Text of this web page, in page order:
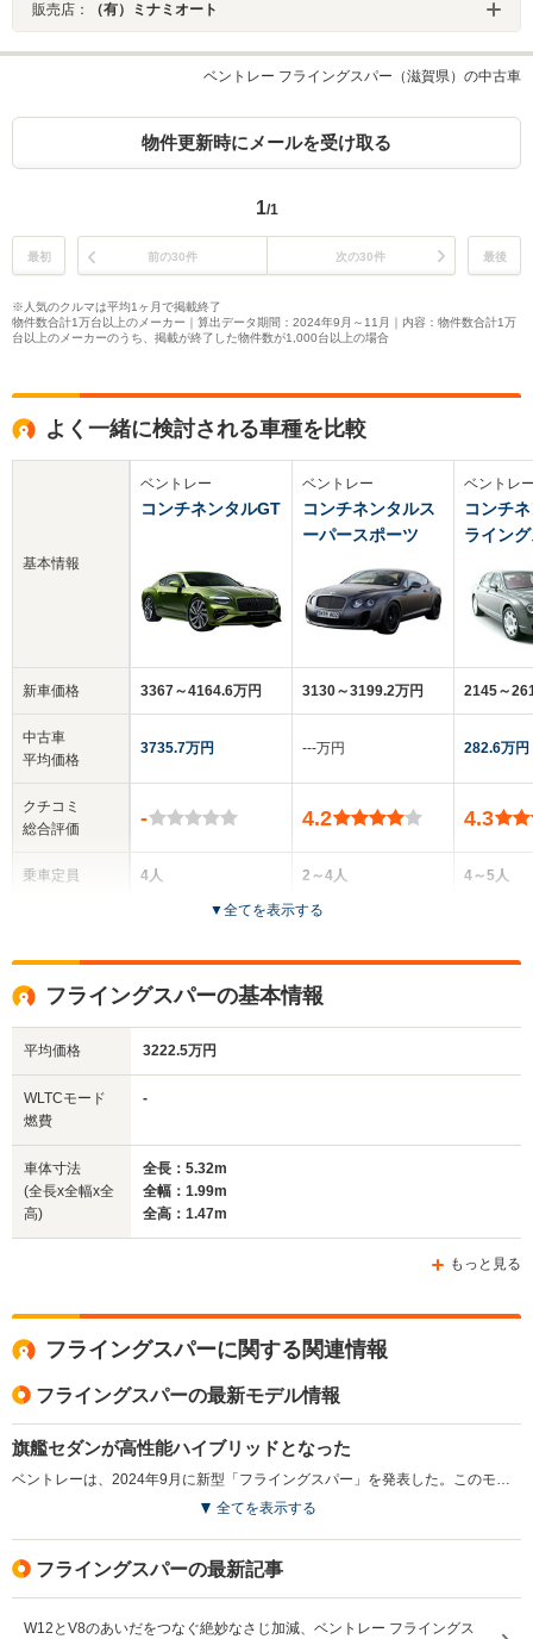
販売店： （有）ミナミオート
ベントレー フライングスパー（滋賀県）の中古車
物件更新時にメールを受け取る
1/1
最初 前の30件 次の30件 最後
※人気のクルマは平均1ヶ月で掲載終了
物件数合計1万台以上のメーカー｜算出データ期間：2024年9月～11月｜内容：物件数合計1万
台以上のメーカーのうち、掲載が終了した物件数が1,000台以上の場合
よく一緒に検討される車種を比較
基本情報
新車価格
中古車
平均価格
クチコミ
総合評価
乗車定員
サイズ
(全長x全幅x全高)
WLTCモード
燃費
排気量
駆動方式
ベントレー
コンチネンタルGT
3367～4164.6万円
3735.7万円
-
4人
1.4m
3996cc
4WD
ベントレー
コンチネンタルス
ーパースポーツ
3130～3199.2万円
‐‐‐万円
4.2
2～4人
2ドア
5998cc
4WD
ベントレ
コンチ
ライン
2145～
282.6万円
4.3
4～5人
5998cc
4WD
▼全てを表示する
フライングスパーの基本情報
平均価格 3222.5万円
WLTCモード
燃費
-
車体寸法
(全長x全幅x全
高)
全長：5.32m
全幅：1.99m
全高：1.47m
もっと見る
フライングスパーに関する関連情報
フライングスパーの最新モデル情報
旗艦セダンが高性能ハイブリッドとなった
ベントレーは、2024年9月に新型「フライングスパー」を発表した。このモデルは、782psと1000N・mの新プラグインハイブリッド パワートレイン「ウルトラ パフォーマンス ハイブリッド」を搭載し、4ドアスーパーカーとしての地位を確立している。0-100km/hをわずか3.5秒で達成し、最大829kmの航続距離を実現した。最新の電気アーキテクチャーを採用してドライバーアシストとインフォテインメントなどが大きく進化させている。エクステリアは新しいグリルやバンパーを採用し、スポーティな印象を与え、インテリアは新しいシートデザインや高級素材が使用されており、ベントレーのこだわりが詰まった1台に仕上がった。（2024.9）
全てを表示する
フライングスパーの最新記事
W12とV8のあいだをつなぐ絶妙なさじ加減、ベントレー フライングス